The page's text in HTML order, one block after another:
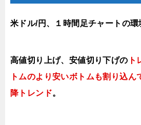
米ドル/円、１時間足チャートの環
高値切り上げ、安値切り下げの
トムのより安いボトムも割り込ん
降トレンド。